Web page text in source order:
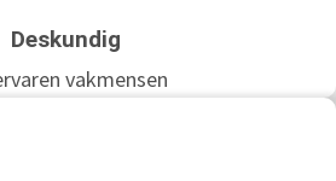
Deskundig
vakmensen